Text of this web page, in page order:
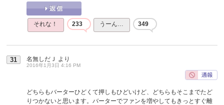
それな！ 233 うーん… 349
31 名無しだＪ より
2016年1月3日 4:16 PM
どちらもバーターひどくて押しもひどいけど、どちらもそこまでたど
りつかないと思います。バーターでファンを増やしてもきっとすぐ離